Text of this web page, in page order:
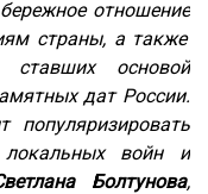
отношение
страны, а также
ставших основой
дат России.
локальных войн и
Болтунова,